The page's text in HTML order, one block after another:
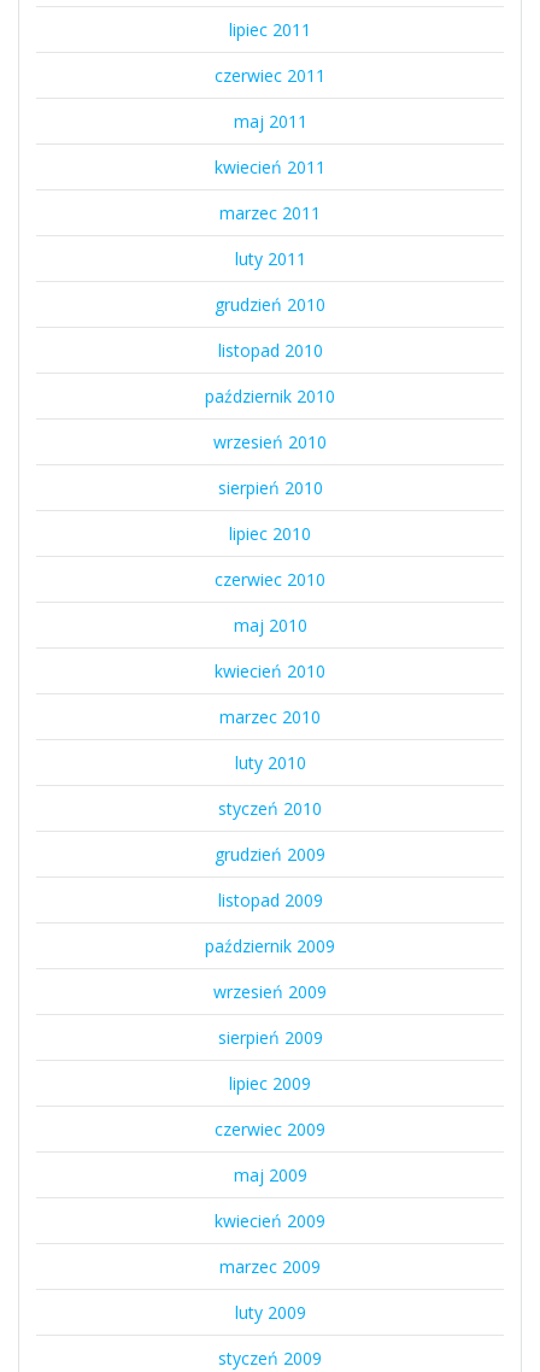
lipiec 2011
czerwiec 2011
maj 2011
kwiecień 2011
marzec 2011
luty 2011
grudzień 2010
listopad 2010
październik 2010
wrzesień 2010
sierpień 2010
lipiec 2010
czerwiec 2010
maj 2010
kwiecień 2010
marzec 2010
luty 2010
styczeń 2010
grudzień 2009
listopad 2009
październik 2009
wrzesień 2009
sierpień 2009
lipiec 2009
czerwiec 2009
maj 2009
kwiecień 2009
marzec 2009
luty 2009
styczeń 2009